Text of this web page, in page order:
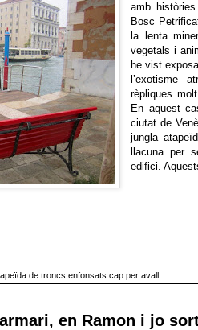
amb
Bosc
la lenta
vegetals i
he vist
l’exotisme
rèpliques
En aquest
ciutat de
jungla
llacuna per
edifici.
de troncs enfonsats cap per avall
en Ramon i jo